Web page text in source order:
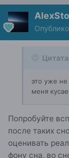
Цитата
это уже
меня
Попробуйте
после таких
оценивать
фону сна, во